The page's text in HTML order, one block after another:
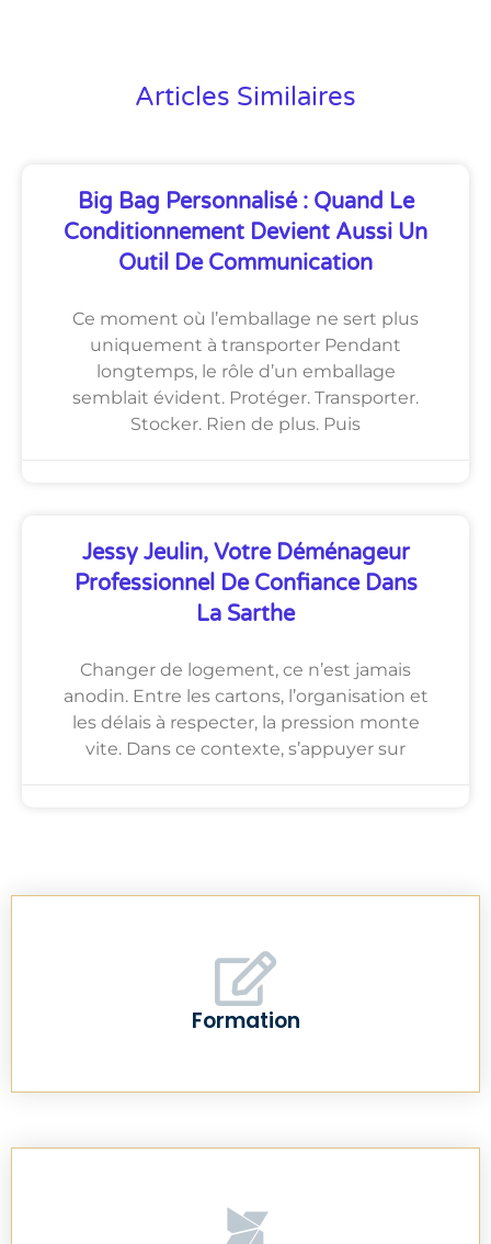
Articles Similaires
Big Bag Personnalisé : Quand Le
Conditionnement Devient Aussi Un
Outil De Communication
Ce moment où l’emballage ne sert plus
uniquement à transporter Pendant
longtemps, le rôle d’un emballage
semblait évident. Protéger. Transporter.
Stocker. Rien de plus. Puis
Jessy Jeulin, Votre Déménageur
Professionnel De Confiance Dans
La Sarthe
Changer de logement, ce n’est jamais
anodin. Entre les cartons, l’organisation et
les délais à respecter, la pression monte
vite. Dans ce contexte, s’appuyer sur
Formation